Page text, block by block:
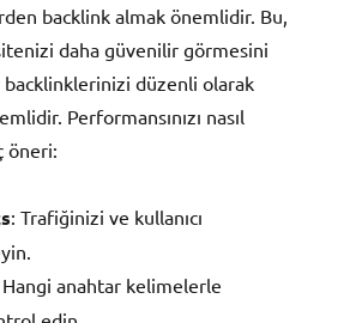
backlink almak önemlidir. Bu,
daha güvenilir görmesini
backlinklerinizi düzenli olarak
Performansınızı nasıl
öneri:
: Trafiğinizi ve kullanıcı
Hangi anahtar kelimelerle